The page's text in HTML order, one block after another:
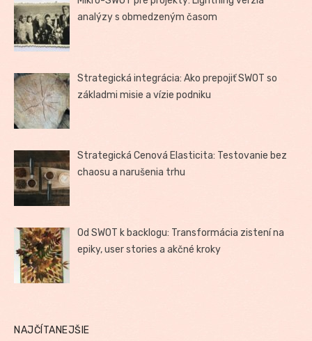
analýzy s obmedzeným časom
Strategická integrácia: Ako prepojiť SWOT so
základmi misie a vízie podniku
Strategická Cenová Elasticita: Testovanie bez
chaosu a narušenia trhu
Od SWOT k backlogu: Transformácia zistení na
epiky, user stories a akčné kroky
NAJČÍTANEJŠIE